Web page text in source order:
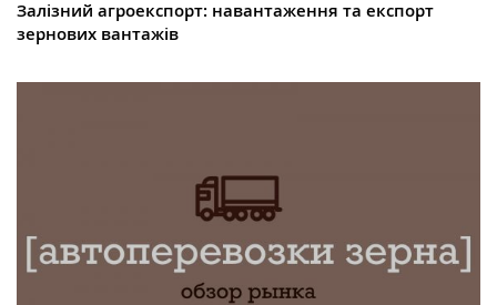
Залізний агроекспорт: навантаження та експорт
зернових вантажів